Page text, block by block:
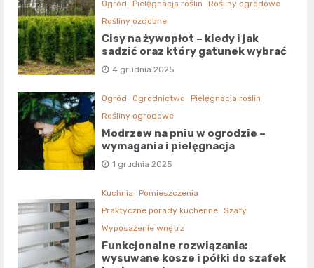
Ogród Pielęgnacja roślin
Rośliny ogrodowe
Rośliny ozdobne
Cisy na żywopłot – kiedy i jak
sadzić oraz który gatunek wybrać
4 grudnia 2025
Ogród Ogrodnictwo
Pielęgnacja roślin
Rośliny ogrodowe
Modrzew na pniu w ogrodzie –
wymagania i pielęgnacja
1 grudnia 2025
Kuchnia
Pomieszczenia
Praktyczne porady kuchenne Szafy
Wyposażenie wnętrz
Funkcjonalne rozwiązania:
wysuwane kosze i półki do szafek